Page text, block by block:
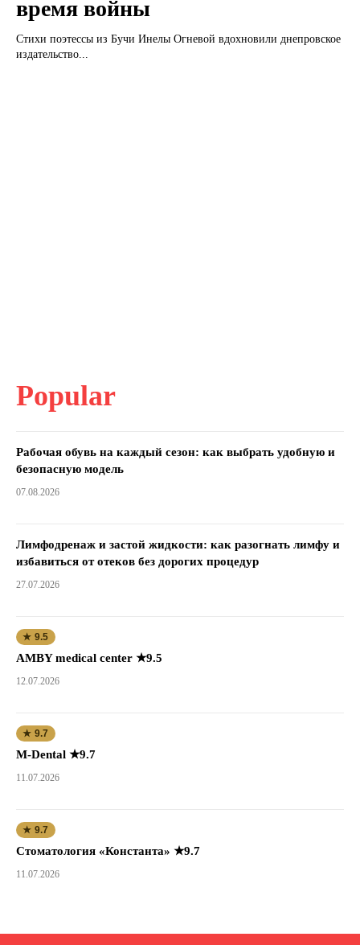
время войны
Стихи поэтессы из Бучи Инелы Огневой вдохновили днепровское
издательство...
Popular
Рабочая обувь на каждый сезон: как выбрать удобную и
безопасную модель
07.08.2026
Лимфодренаж и застой жидкости: как разогнать лимфу и
избавиться от отеков без дорогих процедур
27.07.2026
★ 9.5
AMBY medical center ★9.5
12.07.2026
★ 9.7
M-Dental ★9.7
11.07.2026
★ 9.7
Стоматология «Константа» ★9.7
11.07.2026